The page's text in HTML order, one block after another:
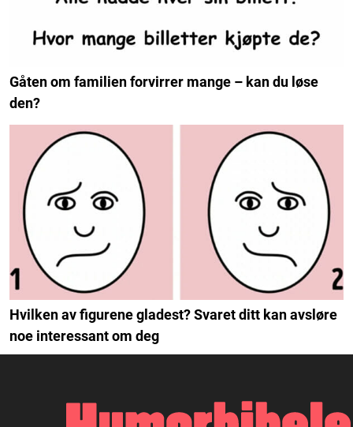
Gåten om familien forvirrer mange – kan du løse
den?
Hvilken av figurene gladest? Svaret ditt kan avsløre
noe interessant om deg